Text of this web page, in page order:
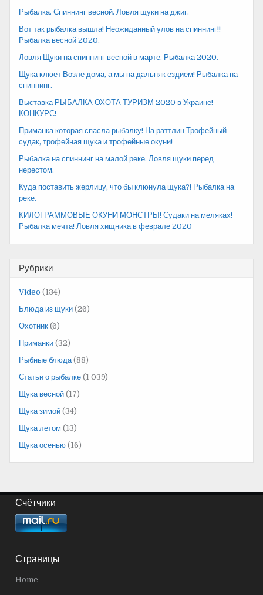
Рыбалка. Спиннинг весной. Ловля щуки на джиг.
Вот так рыбалка вышла! Неожиданный улов на спиннинг!!
Рыбалка весной 2020.
Ловля Щуки на спиннинг весной в марте. Рыбалка 2020.
Щука клюет Возле дома, а мы на дальняк ездием! Рыбалка на
спиннинг.
Выставка РЫБАЛКА ОХОТА ТУРИЗМ 2020 в Украине!
КОНКУРС!
Приманка которая спасла рыбалку! На раттлин Трофейный
судак, трофейная щука и трофейные окуни!
Рыбалка на спиннинг на малой реке. Ловля щуки перед
нерестом.
Куда поставить жерлицу, что бы клюнула щука?! Рыбалка на
реке.
КИЛОГРАММОВЫЕ ОКУНИ МОНСТРЫ! Судаки на меляках!
Рыбалка мечта! Ловля хищника в феврале 2020
Рубрики
Video (134)
Блюда из щуки (26)
Охотник (6)
Приманки (32)
Рыбные блюда(88)
Статьи о рыбалке (1 039)
Щука весной (17)
Щука зимой (34)
Щука летом (13)
Щука осенью (16)
Счётчики
Страницы
Home